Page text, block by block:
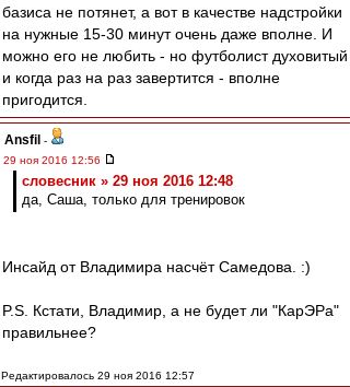
базиса не потянет, а вот в качестве надстройки
на нужные 15-30 минут очень даже вполне. И
можно его не любить - но футболист духовитый
и когда раз на раз завертится - вполне
пригодится.
Ansfil -
29 ноя 2016 12:56
словесник » 29 ноя 2016 12:48
да, Саша, только для тренировок
Инсайд от Владимира насчёт Самедова. :)
P.S. Кстати, Владимир, а не будет ли "КарЭРа"
правильнее?
Редактировалось 29 ноя 2016 12:57